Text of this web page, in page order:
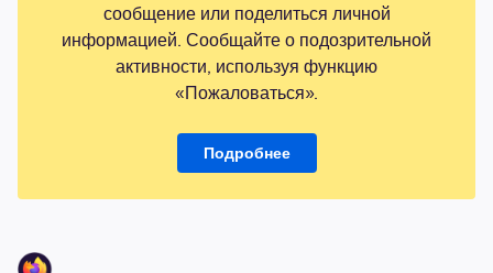
сообщение или поделиться личной
информацией. Сообщайте о подозрительной
активности, используя функцию
«Пожаловаться».
Подробнее